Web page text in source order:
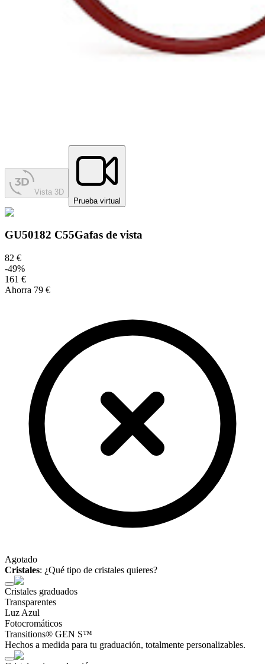
Vista 3D
Prueba virtual
GU50182 C55Gafas de vista
82 €
-49%
161 €
Ahorra 79 €
Agotado
Cristales: ¿Qué tipo de cristales quieres?
Cristales graduados
Transparentes
Luz Azul
Fotocromáticos
Transitions® GEN S™
Hechos a medida para tu graduación, totalmente personalizables.